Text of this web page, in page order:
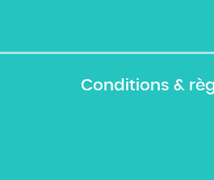
Conditions &